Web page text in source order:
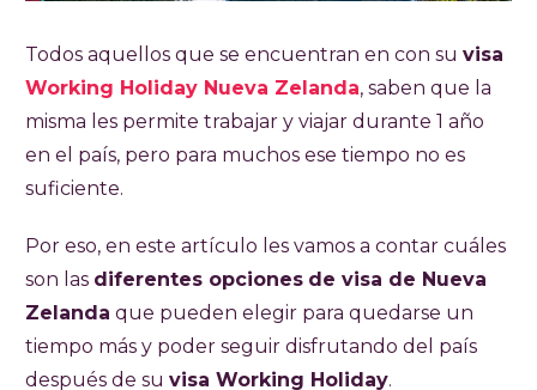
Todos aquellos que se encuentran en con su visa
Working Holiday Nueva Zelanda, saben que la
misma les permite trabajar y viajar durante 1 año
en el país, pero para muchos ese tiempo no es
suficiente.
Por eso, en este artículo les vamos a contar cuáles
son las diferentes opciones de visa de Nueva
Zelanda que pueden elegir para quedarse un
tiempo más y poder seguir disfrutando del país
después de su visa Working Holiday.